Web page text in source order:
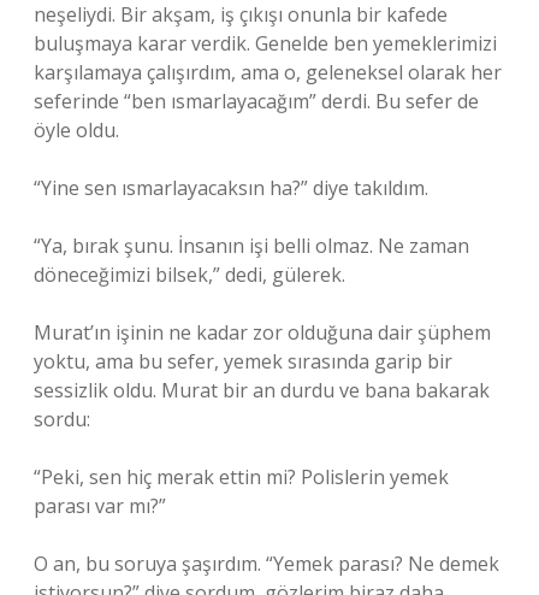
neşeliydi. Bir akşam, iş çıkışı onunla bir kafede
buluşmaya karar verdik. Genelde ben yemeklerimizi
karşılamaya çalışırdım, ama o, geleneksel olarak her
seferinde “ben ısmarlayacağım” derdi. Bu sefer de
öyle oldu.
“Yine sen ısmarlayacaksın ha?” diye takıldım.
“Ya, bırak şunu. İnsanın işi belli olmaz. Ne zaman
döneceğimizi bilsek,” dedi, gülerek.
Murat’ın işinin ne kadar zor olduğuna dair şüphem
yoktu, ama bu sefer, yemek sırasında garip bir
sessizlik oldu. Murat bir an durdu ve bana bakarak
sordu:
“Peki, sen hiç merak ettin mi? Polislerin yemek
parası var mı?”
O an, bu soruya şaşırdım. “Yemek parası? Ne demek